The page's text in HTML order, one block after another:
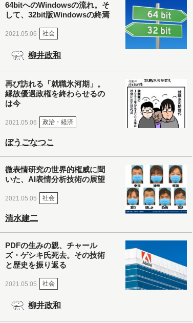
64bitへのWindowsの流れ。そ
して、32bit版Windowsの終焉
2021.05.06 社会
柳井政和
再び訪れる「就職氷河期」。
縁故優遇政権を終わらせるの
は今
2021.05.06 政治・経済
ぼうごなつこ
微表情研究の世界的権威に聞
いた、AI表情分析技術の展望
2021.05.05 社会
清水建二
PDFの生みの親、チャール
ズ・ゲシキ氏死去。その技術
と歴史を振り返る
2021.05.05 社会
柳井政和